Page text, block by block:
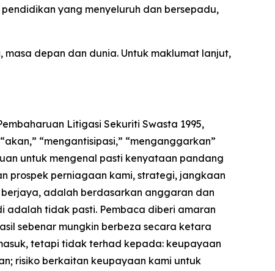
yang menyeluruh dan bersepadu,
depan dan dunia. Untuk maklumat lanjut,
Litigasi Sekuriti Swasta 1995,
“mengantisipasi,” “menganggarkan”
untuk mengenal pasti kenyataan pandang
prospek perniagaan kami, strategi, jangkaan
adalah berdasarkan anggaran dan
adalah tidak pasti. Pembaca diberi amaran
sebenar mungkin berbeza secara ketara
tetapi tidak terhad kepada: keupayaan
risiko berkaitan keupayaan kami untuk